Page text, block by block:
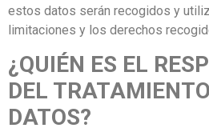
estos datos serán recogidos y
limitaciones y los derechos
¿QUIÉN ES EL
DEL
DATOS?